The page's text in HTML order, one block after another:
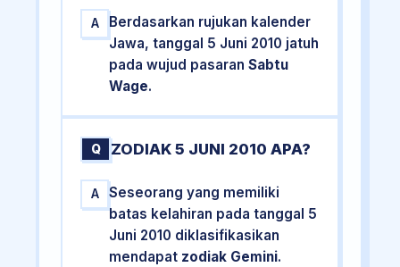
A
Berdasarkan rujukan kalender
Jawa, tanggal 5 Juni 2010 jatuh
pada wujud pasaranSabtu
Wage.
Q ZODIAK 5 JUNI 2010 APA?
A
Seseorang yang memiliki
batas kelahiran pada tanggal 5
Juni 2010 diklasifikasikan
mendapat zodiak Gemini.